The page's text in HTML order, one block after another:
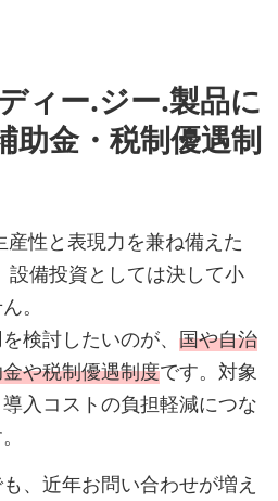
ィー.ジー.製品に
助金・税制優遇制
性と表現力を兼ね備えた
設備投資としては決して小
。
検討したいのが、 国や自治
や税制優遇制度です。対象
入コストの負担軽減につな
、近年お問い合わせが増え